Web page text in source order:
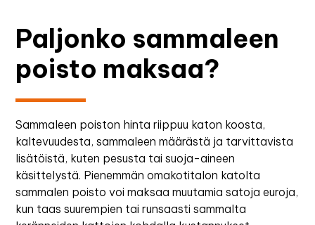
Paljonko sammaleen
poisto maksaa?
Sammaleen poiston hinta riippuu katon koosta,
kaltevuudesta, sammaleen määrästä ja tarvittavista
lisätöistä, kuten pesusta tai suoja-aineen
käsittelystä. Pienemmän omakotitalon katolta
sammalen poisto voi maksaa muutamia satoja euroja,
kun taas suurempien tai runsaasti sammalta